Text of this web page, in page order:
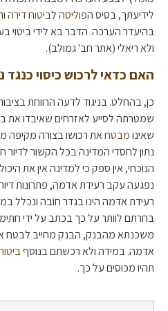
לידיעתך, בסיס הפוליסהלביטוח דירה
בהיעדר הערכה. הדבר בא לידי ביטוי
ולא ריאלי (אתר חב' גמולב).
האם כדאי לרכוש כיסוי
כן, בהחלט. בניגוד לדעה הרווחת
שמטרתה לסייע לאזרחים שאיבדו את
שאינומבטחאת רכושו בצורה מקיפה
נתון לחסדי המדינה בכל הקשור
הנוכחי, אין ספק כי למדינה אין את
נפגעה עקב רעידת אדמה, פתרונות
רעידת אדמה הינו בגדר חובה ונכלל
בחרתם לוותר על כך בכתב על ידי
משכנתא מהבנק, הבנק מחייב לבטח
אדמה. במידה ולא רכשתם בנוסף
תהיו מכוסים על כך.